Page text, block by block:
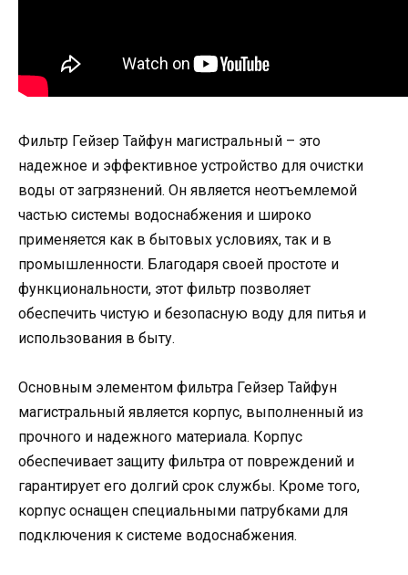
Фильтр Гейзер Тайфун магистральный – это
надежное и эффективное устройство для очистки
воды от загрязнений. Он является неотъемлемой
частью системы водоснабжения и широко
применяется как в бытовых условиях, так и в
промышленности. Благодаря своей простоте и
функциональности, этот фильтр позволяет
обеспечить чистую и безопасную воду для питья и
использования в быту.
Основным элементом фильтра Гейзер Тайфун
магистральный является корпус, выполненный из
прочного и надежного материала. Корпус
обеспечивает защиту фильтра от повреждений и
гарантирует его долгий срок службы. Кроме того,
корпус оснащен специальными патрубками для
подключения к системе водоснабжения.